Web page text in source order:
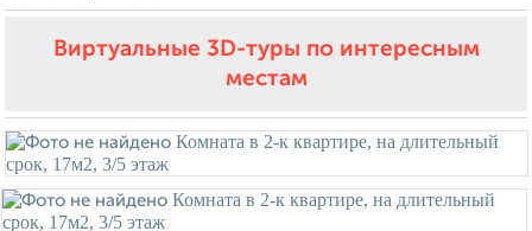
Виртуальные 3D-туры по интересным
местам